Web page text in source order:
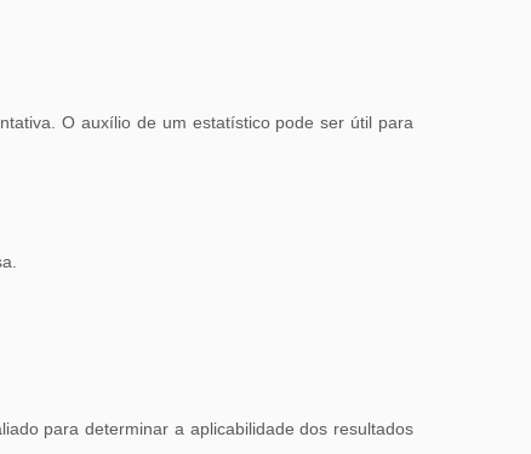
O auxílio de um estatístico pode ser útil para
para determinar a aplicabilidade dos resultados